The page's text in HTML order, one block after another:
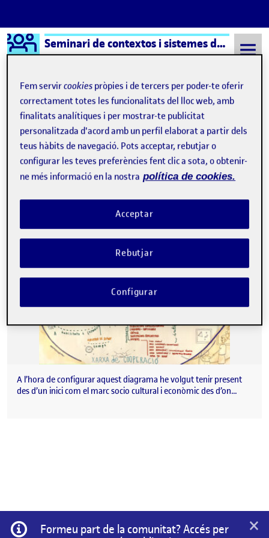
Saltar al contingut
Logo Ágora Seminari de contextos i sistemes de l´art
Semestre 20221 - Aula 1 24 Octubre, 2022
24 Octubre, 2022
Diagrama dels actors del sector de l’art
Publicat per
Laura Cuenca Ramírez
Data de publicació25 octubre, 2022 12:19 am
-comentariel Diagrama dels actors del sector de
A l’hora de configurar aquest diagrama he volgut tenir present
des d’un inici com el marc socio cultural i econòmic des d’on…
Informació
Formeu part de la comunitat? Accés per
×
Fem servircookies pròpies i de tercers per poder-te oferir
correctament totes les funcionalitats del lloc web, amb
finalitats analítiques i per mostrar-te publicitat
personalitzada d'acord amb un perfil elaborat a partir dels
teus hàbits de navegació. Pots acceptar, rebutjar o
configurar les teves preferències fent clic a sota, o obtenir-
ne més informació en la nostra política de cookies.
Rebutjar
Acceptar
Configurar